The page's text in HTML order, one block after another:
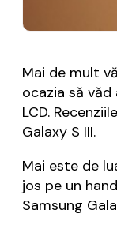
Mai de mult
ocazia să
LCD.
Galaxy S III.
Mai este de
jos pe un
Samsung